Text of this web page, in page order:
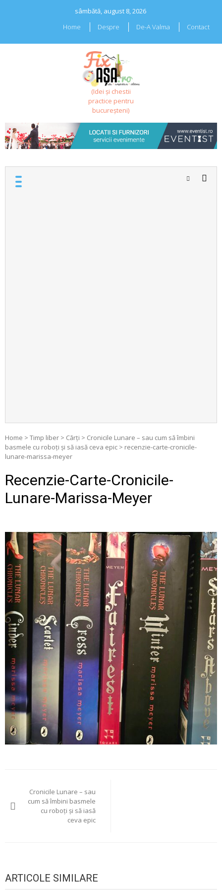
sâmbătă, august 8, 2026
Home
Despre De-A Valma Contact
(Idei și chestii
practice pentru
bucureșteni)
Home > Timp liber > Cărți > Cronicile Lunare – sau cum să îmbini
basmele cu roboți și să iasă ceva epic > recenzie-carte-cronicile-
lunare-marissa-meyer
Recenzie-Carte-Cronicile-
Lunare-Marissa-Meyer
în
articole
Cronicile Lunare – sau
cum să îmbini basmele
cu roboți și să iasă
ceva epic
ARTICOLE SIMILARE